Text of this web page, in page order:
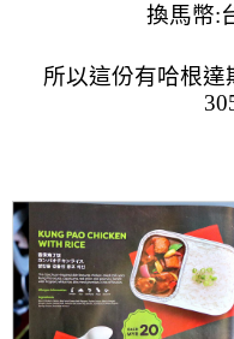
換馬幣:
所以這份有哈根